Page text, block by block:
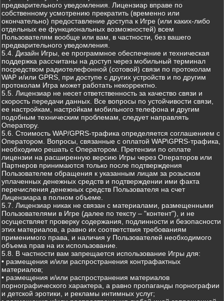
предварительного уведомления. Лицензиар вправе по
собственному усмотрению прекратить (временно или
окончательно) предоставление доступа к Игре (или каких-либо
отдельных ее функциональных возможностей) всем
Пользователям вообще или вам, в частности, без вашего
предварительного уведомления.
5.4. Дизайн Игры, ее программное обеспечение и техническая
поддержка рассчитаны на доступ через мобильный терминал
посредством радиотелефонной (сотовой) связи по протоколам
WAP и/или GPRS, при доступе с других устройств и по другим
протоколам Игра может работать некорректно.
5.5. Лицензиар не несет ответственность за качество связи и
скорость передачи данных. Все вопросы по устойчивости связи,
ее настройкам, настройкам мобильного телефона и другим
подобным техническим проблемам, следует направлять
Оператору.
5.6. Стоимость WAP/GPRS-трафика определяется соглашением с
Оператором. Вопросы, связанные с оплатой WAP\GPRS-трафика,
необходимо решать с Оператором. Претензии по оплате
лицензии на расширенную версию Игры через Операторов или
Партнеров принимаются только после подтверждения
Пользователем обращения к указанным лицам за розыском
уплаченных денежных средств и подтверждении ими факта
перечисления денежных средств Пользователя на счет
Лицензиара в полном объеме.
5.7. Лицензиар никак не связан с материалами, размещенными
Пользователями в Игре (далее по тексту – "контент"), и не
осуществляет проверку содержания, подлинности и безопасности
этих материалов, а равно их соответствия требованиям
применимого права, и наличия у Пользователей необходимого
объема прав на их использование.
5.8. В частности вам запрещается использование Игры для:
• размещения и/или распространения контрафактных
материалов;
• размещения и/или распространения материалов
порнографического характера, а равно пропаганды порнографии
и детской эротики, и рекламы интимных услуг;